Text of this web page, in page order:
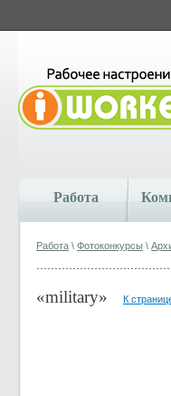
Работа
Работа \ Фотоконкурсы \
«military» К